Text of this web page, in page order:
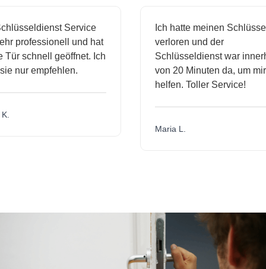
Service
und hat
schnell geöffnet. Ich
empfehlen.
Ich hatte meinen Schlüssel
verloren und der
Schlüsseldienst war innerhalb
von 20 Minuten da, um mir zu
helfen. Toller Service!
Maria L.